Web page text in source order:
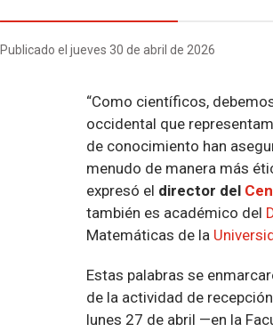
Publicado el jueves 30 de abril de 2026
“Como científicos,
occidental que
de conocimiento han
menudo de manera más
expresó el director del C
también es académico del
Matemáticas de la
Estas palabras se
de la actividad de
lunes 27 de abril —en la